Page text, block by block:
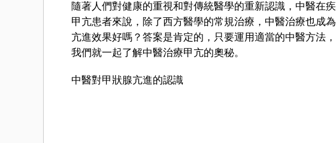
隨著人們對健康的重視和對傳統醫學的重新認識，中醫在
甲亢患者來說，除了西方醫學的常規治療，中醫治療也成
亢進效果好嗎？答案是肯定的，只要運用適當的中醫方法
我們就一起了解中醫治療甲亢的奧秘。
中醫對甲狀腺亢進的認識